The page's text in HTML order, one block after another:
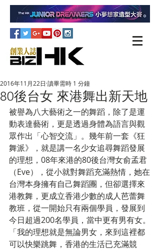
80後台女 來港舞出新天地
2016年11月22日 讀畢需時 1 分鐘
被譽為八大藝術之一的舞蹈，除了是運
動表達藝術，更是透過身體為語言與觀
眾作出「心智交流」。幾年前一套《狂
舞派》，就是講一名少女追尋舞蹈發展
的理想，08年來港的80後台灣女俞孟君
（Eve），從小就對舞蹈充滿熱情，她在
台灣本身擁有自己舞蹈團，但卻選擇來
港教舞，更成立香港少數的成人芭蕾舞
教班，從一開始只有兩個學員，發展到
今日超過200名學員，當中更有男有女。
「我的理想就是無論男女，來到這裡都
可以快樂跳舞，香港的生活已充滿競